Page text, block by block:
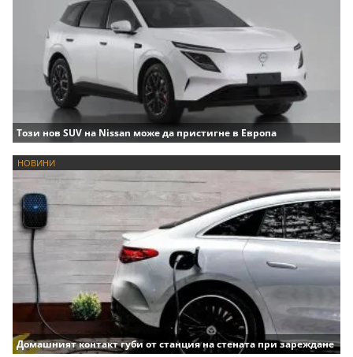
Този нов SUV на Nissan може да пристигне в Европа
НОВИНИ
Домашният контакт губи от станция на стената при зареждане